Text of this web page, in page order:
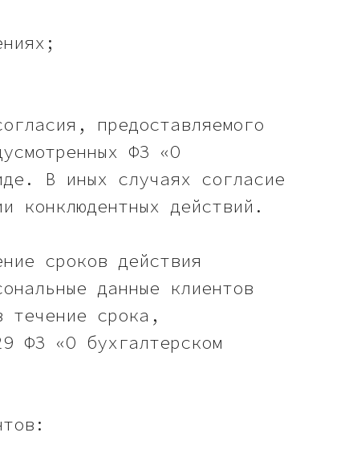
предоставляемого
ФЗ «О
В иных случаях согласие
конклюдентных действий.
сроков действия
данные клиентов
течение срока,
«О бухгалтерском